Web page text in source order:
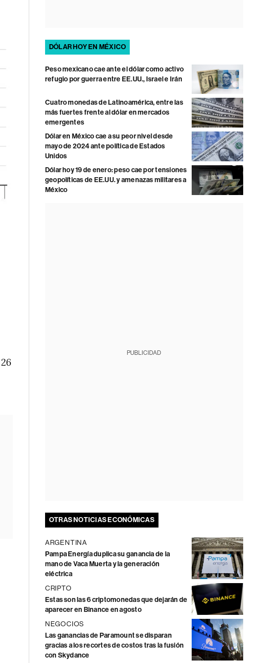
DÓLAR HOY EN MÉXICO
Peso mexicano cae ante el dólar como activo
refugio por guerra entre EE.UU., Israel e Irán
Cuatro monedas de Latinoamérica, entre las
más fuertes frente al dólar en mercados
emergentes
Dólar en México cae a su peor nivel desde
mayo de 2024 ante política de Estados
Unidos
Dólar hoy 19 de enero: peso cae por tensiones
geopolíticas de EE.UU. y amenazas militares a
México
PUBLICIDAD
OTRAS NOTICIAS ECONÓMICAS
ARGENTINA
Pampa Energía duplica su ganancia de la
mano de Vaca Muerta y la generación
eléctrica
CRIPTO
Estas son las 6 criptomonedas que dejarán de
aparecer en Binance en agosto
NEGOCIOS
Las ganancias de Paramount se disparan
gracias a los recortes de costos tras la fusión
con Skydance